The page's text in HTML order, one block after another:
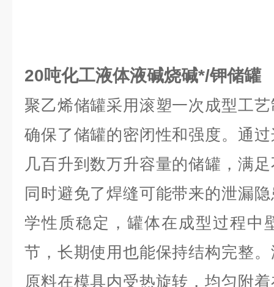
20吨化工液体液碱烧碱*/钾储罐
聚乙烯储罐采用滚塑一次成型工
确保了储罐的密闭性和强度。通
几百升到数万升容量的储罐，满
同时避免了焊缝可能带来的泄漏
学性质稳定，罐体在成型过程中
节，长期使用也能保持结构完整
原料在模具内受热旋转，均匀附